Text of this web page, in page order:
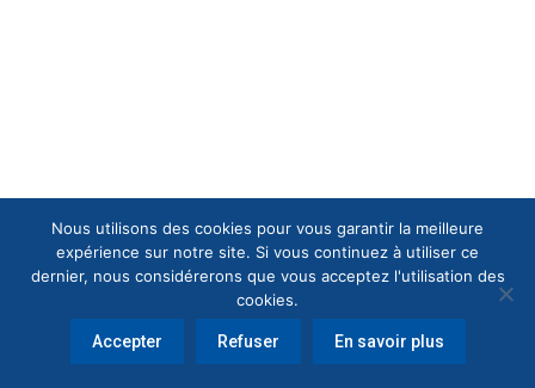
Nous utilisons des cookies pour vous garantir la meilleure
expérience sur notre site. Si vous continuez à utiliser ce
dernier, nous considérerons que vous acceptez l'utilisation des
cookies.
Accepter Refuser En savoir plus